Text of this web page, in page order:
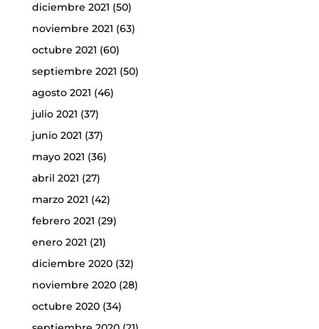
diciembre 2021 (50)
noviembre 2021 (63)
octubre 2021 (60)
septiembre 2021 (50)
agosto 2021 (46)
julio 2021 (37)
junio 2021 (37)
mayo 2021 (36)
abril 2021 (27)
marzo 2021 (42)
febrero 2021 (29)
enero 2021 (21)
diciembre 2020(32)
noviembre 2020(28)
octubre 2020(34)